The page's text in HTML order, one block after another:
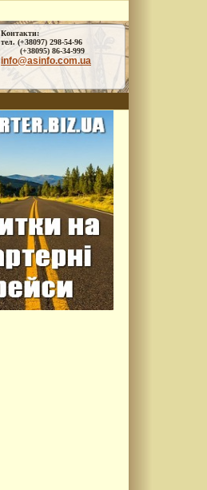
Контакти:
тел. (+38097) 298-54-96
(+38095) 86-34-999
info@asinfo.com.ua